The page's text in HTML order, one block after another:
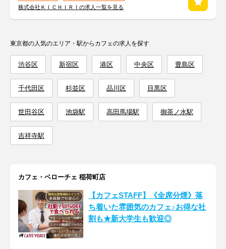
株式会社ＫＩＣＨＩＲＩの求人一覧を見る
東京都の人気のエリア・駅からカフェの求人を探す
渋谷区 新宿区 港区 中央区 豊島区
千代田区 杉並区 品川区 目黒区
世田谷区 池袋駅 高田馬場駅 御茶ノ水駅
吉祥寺駅
カフェ・ベローチェ 稲荷町店
【カフェSTAFF】《全席分煙》落
ち着いた雰囲気のカフェ♪お得な社
割も★新大学生も歓迎◎